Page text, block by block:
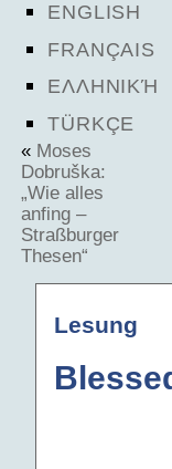
ENGLISH
FRANÇAIS
ΕΛΛΗΝΙΚΉ
TÜRKÇE
« Moses
Dobruška:
„Wie alles
anfing –
Straßburger
Thesen“
Lesung